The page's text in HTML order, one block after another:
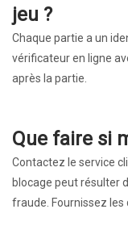
jeu ?
Chaque partie a un
vérificateur en ligne
après la partie.
Que faire si
Contactez le service
blocage peut résulter
fraude. Fournissez